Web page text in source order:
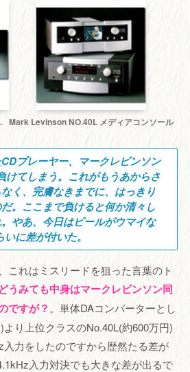
Mark Levinson NO.40L メディアコンソール
プレーヤー、マークレビンソン
けてしまう。これがもうあからさ
く、完膚なきまでに、はっきり
。ここまで負けると何か清々し
やあ、今日はビールがウマイな
に差が付いた。
これはミスリードを狙った言葉のト
どうみても中身はマークレビンソン同
ですが？ 。単体DAコンバーターとし
り上位クラスのNo.40L(約600万円)
入力をしたのですから歴然たる差が
入力対決でも大きな差が出るで